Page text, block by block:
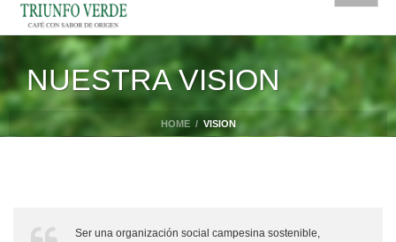
NUESTRA VISION
HOME / VISION
Ser una organización social campesina sostenible,